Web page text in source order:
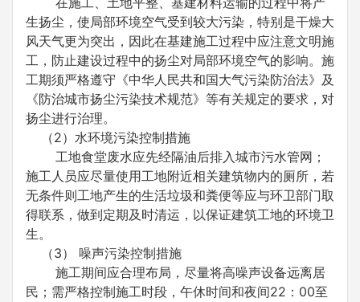
生扬尘，使局部环境空气受到较大污染，特别是干燥大
风天气更为突出，因此在基建施工过程中应注意文明施
工，防止建设过程中的扬尘对局部环境空气的影响。施
工期须严格遵守《中华人民共和国大气污染防治法》及
《防治城市扬尘污染技术规范》等有关规定的要求，对
扬尘进行治理。
（2）水环境污染控制措施
工地食堂废水应先经隔油后排入城市污水管网；
施工人员应尽量使用工地附近相关建筑物内的厕所，若
无条件则工地产生的生活垃圾和粪便等应与环卫部门取
得联系，做到定期及时清运，以保证建筑工地的环境卫
生。
（3） 噪声污染控制措施
施工期间应合理布局，尽量将高噪声设备远离居
民；需严格控制施工时段，午休时间和夜间22：00至